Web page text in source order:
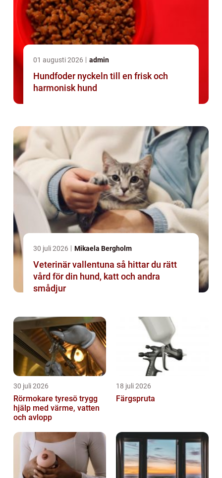
01 augusti 2026 admin
Hundfoder nyckeln till en frisk och
harmonisk hund
30 juli 2026 Mikaela Bergholm
Veterinär vallentuna så hittar du rätt
vård för din hund, katt och andra
smådjur
30 juli 2026
Rörmokare tyresö trygg
hjälp med värme, vatten
och avlopp
18 juli 2026
Färgspruta